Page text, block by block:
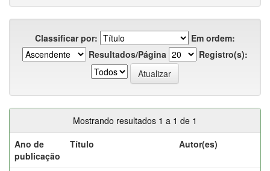
Classificar por:
Em ordem:
Resultados/Página
Registro(s):
Mostrando resultados 1 a 1 de 1
Ano de
publicação
Título Autor(es)